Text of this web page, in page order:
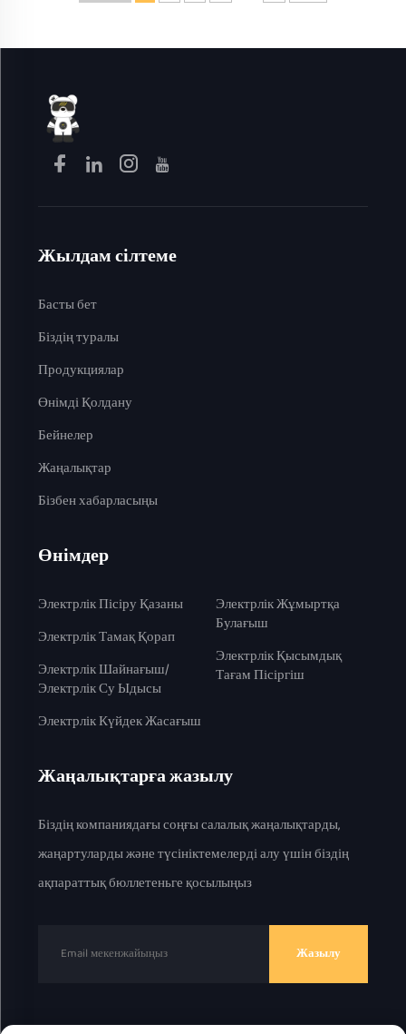
Жылдам сілтеме
Басты бет
Біздің туралы
Продукциялар
Өнімді Қолдану
Бейнелер
Жаңалықтар
Бізбен хабарласыңы
Өнімдер
Электрлік Пісіру Қазаны
Электрлік Тамақ Қорап
Электрлік Шайнағыш/
Электрлік Су Ыдысы
Электрлік Күйдек Жасағыш
Электрлік Жұмыртқа
Булағыш
Электрлік Қысымдық
Тағам Пісіргіш
Жаңалықтарға жазылу
Біздің компаниядағы соңғы салалық жаңалықтарды,
жаңартуларды және түсініктемелерді алу үшін біздің
ақпараттық бюллетеньге қосылыңыз
Жазылу